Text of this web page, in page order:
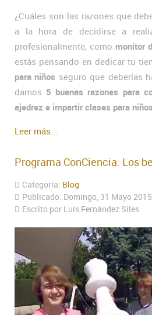
¿Cuáles son las razones que
a la hora de decidirse a
profesionalmente, como monitor
estás pensando en dedicar tu
para niños seguro que deberías
damos 5 buenas razones para
ajedrez e impartir clases para
Leer más...
Programa ConCiencia: Los
Categoría: Blog
Publicado: Domingo, 31 Mayo
Escrito por Luís Fernández Siles